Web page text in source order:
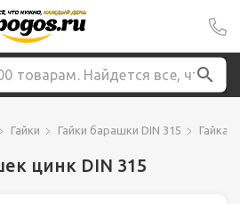
Гайки Гайки барашки DIN 315 Гайка
цинк DIN 315